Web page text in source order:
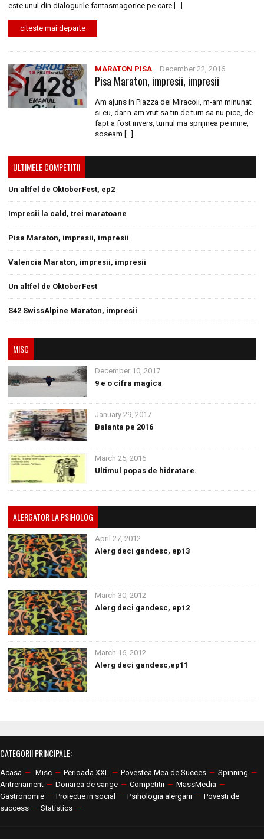
este unul din dialogurile fantasmagorice pe care […]
citeste mai departe
MARATON PISA December 22, 2016
Pisa Maraton, impresii, impresii
Am ajuns in Piazza dei Miracoli, m-am minunat
si eu, dar n-am vrut sa tin de turn sa nu pice, de
fapt a fost invers, turnul ma sprijinea pe mine,
soseam […]
ULTIMELE COMPETITII
Un altfel de OktoberFest, ep2
Impresii la cald, trei maratoane
Pisa Maraton, impresii, impresii
Valencia Maraton, impresii, impresii
Un altfel de OktoberFest
S42 SwissAlpine Maraton, impresii
MISC
December 10, 2017
9 e o cifra magica
January 29, 2017
Balanta pe 2016
March 25, 2016
Ultimul popas de hidratare.
ALERGATOR LA PSIHOLOG
April 27, 2012
Alerg deci gandesc, ep13
March 30, 2012
Alerg deci gandesc, ep12
March 16, 2012
Alerg deci gandesc,ep11
CATEGORII PRINCIPALE:
Acasa — Misc — Perioada XXL — Povestea Mea de Succes — Spinning —
Antrenament — Donarea de sange — Competitii — MassMedia —
Gastronomie — Proiectie in social — Psihologia alergarii — Povesti de
success — Statistics —